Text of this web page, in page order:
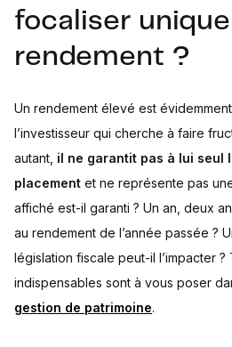
focaliser
rendement ?
Un rendement élevé est
l’investisseur qui cherche à faire
autant, il ne garantit pas à lui seul
placement et ne représente pas
affiché est-il garanti ? Un an, deux
au rendement de l’année passée ?
législation fiscale peut-il l’impacter
indispensables sont à vous poser
gestion de patrimoine.